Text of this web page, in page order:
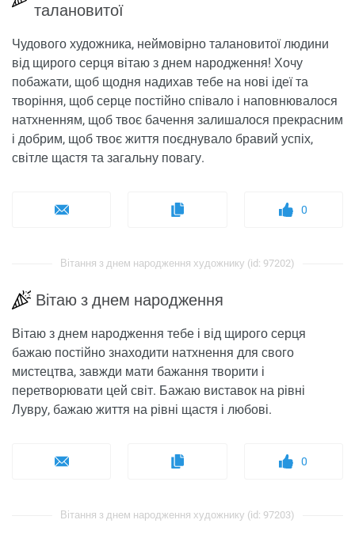
талановитої
Чудового художника, неймовірно талановитої людини
від щирого серця вітаю з днем ​​народження! Хочу
побажати, щоб щодня надихав тебе на нові ідеї та
творіння, щоб серце постійно співало і наповнювалося
натхненням, щоб твоє бачення залишалося прекрасним
і добрим, щоб твоє життя поєднувало бравий успіх,
світле щастя та загальну повагу.
0
Вітання з днем ​​народження художнику (id: 97202)
Вітаю з днем ​​народження
Вітаю з днем ​​народження тебе і від щирого серця
бажаю постійно знаходити натхнення для свого
мистецтва, завжди мати бажання творити і
перетворювати цей світ. Бажаю виставок на рівні
Лувру, бажаю життя на рівні щастя і любові.
0
Вітання з днем ​​народження художнику (id: 97203)